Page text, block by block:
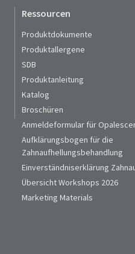
Ressourcen
Produktdokumente
Produktallergene
SDB
Produktanleitung
Katalog
Broschüren
Anmeldeformular für
Aufklärungsbogen für die
Zahnaufhellungsbehandlung
Einverständniserklärung
Übersicht Workshops 2026
Marketing Materials